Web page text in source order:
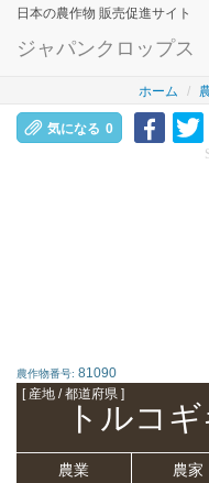
日本の農作物 販売促進サイト
ジャパンクロップス
ホーム
気になる 0
農作物番号: 81090
[ 産地 / 都道府県 ]
トルコ
農業 農家